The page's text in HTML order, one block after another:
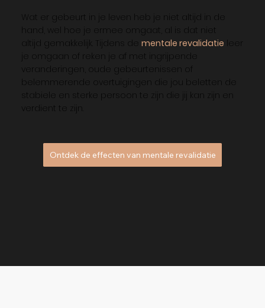
Wat er gebeurt in je leven heb je niet altijd in de
hand, wel hoe je ermee omgaat, al is dat niet
altijd gemakkelijk. Tijdens de mentale revalidatie leer
je omgaan of reken je af met ingrijpende
veranderingen, oude gebeurtenissen of
belemmerende overtuigingen die jou beletten de
stabiele en sterke persoon te zijn die jij kan zijn en
verdient te zijn.
Ontdek de effecten van mentale revalidatie